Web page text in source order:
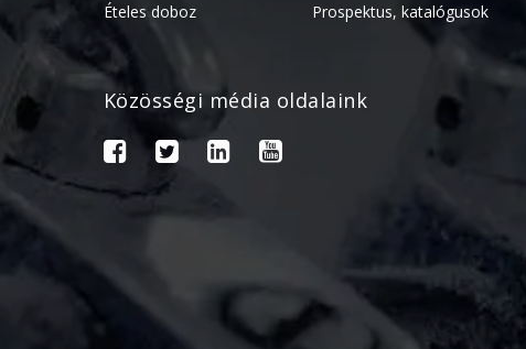
Ételes doboz
Prospektus, katalógusok
Közösségi média oldalaink